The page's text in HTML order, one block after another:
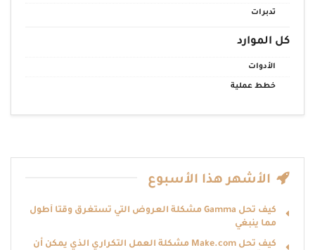
تدبرات
كل الموارد
الأدوات
خطط عملية
الأشهر هذا الأسبوع
كيف تحل Gamma مشكلة العروض التي تستغرق وقتًا أطول
مما ينبغي
كيف تحل Make.com مشكلة العمل التكراري الذي يمكن أن